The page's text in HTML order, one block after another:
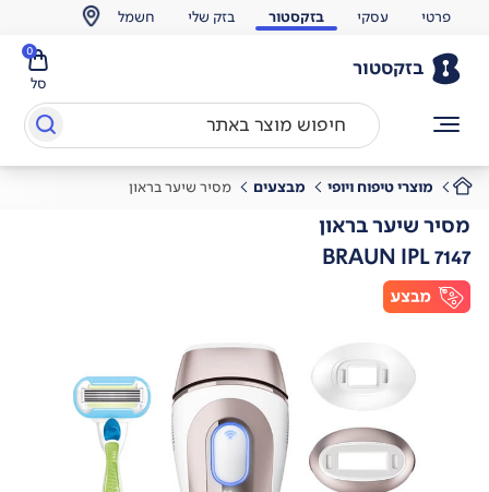
פרטי עסקי בזקסטור בזק שלי חשמל
בזקסטור
סל
0
מוצרי טיפוח ויופי מבצעים מסיר שיער בראון
מסיר שיער בראון
BRAUN IPL 7147